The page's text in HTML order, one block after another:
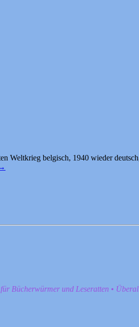
Weltkrieg belgisch, 1940 wieder
Bücherwürmer und Leseratten •